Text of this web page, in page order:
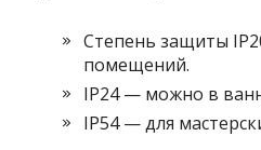
Степень защиты
помещений.
IP24 — можно в
IP54 — для